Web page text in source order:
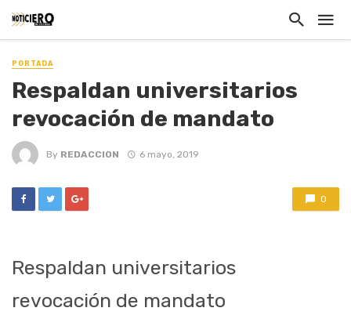
PORTADA
Respaldan universitarios
revocación de mandato
By REDACCION 6 mayo, 2019
0
Respaldan universitarios
revocación de mandato